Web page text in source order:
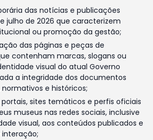
das notícias e publicações
julho de 2026 que caracterizem
ou promoção da gestão;
das páginas e peças de
contenham marcas, slogans ou
visual do atual Governo
a integridade dos documentos
e históricos;
sites temáticos e perfis oficiais
museus nas redes sociais, inclusive
visual, aos conteúdos publicados e
interação;